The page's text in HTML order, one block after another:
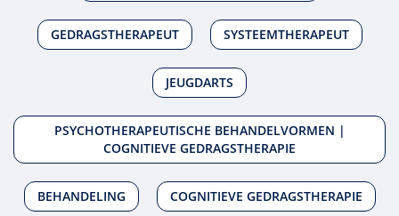
GEDRAGSTHERAPEUT SYSTEEMTHERAPEUT
JEUGDARTS
PSYCHOTHERAPEUTISCHE BEHANDELVORMEN |
COGNITIEVE GEDRAGSTHERAPIE
BEHANDELING COGNITIEVE GEDRAGSTHERAPIE